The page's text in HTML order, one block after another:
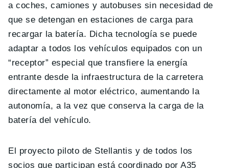
a coches, camiones y autobuses sin necesidad de
que se detengan en estaciones de carga para
recargar la batería. Dicha tecnología se puede
adaptar a todos los vehículos equipados con un
“receptor” especial que transfiere la energía
entrante desde la infraestructura de la carretera
directamente al motor eléctrico, aumentando la
autonomía, a la vez que conserva la carga de la
batería del vehículo.
El proyecto piloto de Stellantis y de todos los
socios que participan está coordinado por A35